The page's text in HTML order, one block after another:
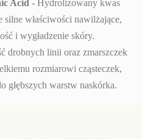
Acid - Hydrolizowany kwas
właściwości nawilżające,
i wygładzenie skóry.
drobnych linii oraz zmarszczek
rozmiarowi cząsteczek,
głębszych warstw naskórka.